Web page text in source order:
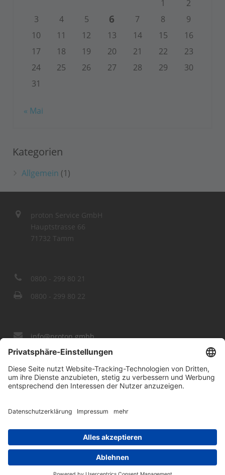
1
2
3
4 5 6 7 8
9
10
11 12 13 14 15
16
17
18 19 20 21 22
23
24
25 26 27 28 29
30
31
« Mai
Kategorien
Allgemein (1)
proton Service GmbH
Hauptstrasse 66
71732 Tamm
0800 - 299 80 21
0800 - 299 80 22
info@proton.gmbh
Download
Datenschutz
© 2018 proton Service GmbH